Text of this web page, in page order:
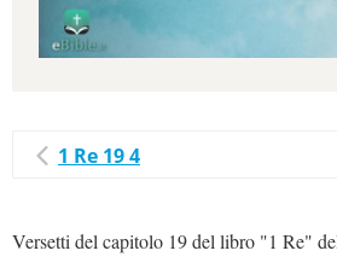
1 Re 19 4
Versetti del capitolo 19 del libro "1 Re"